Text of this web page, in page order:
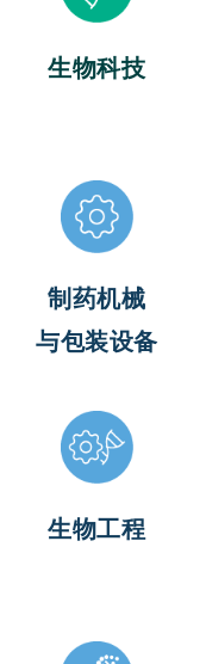
生物科技
制药机械
与包装设备
生物工程